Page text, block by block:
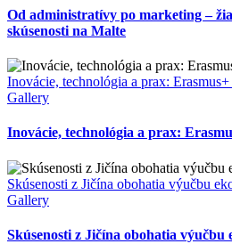
Od administratívy po marketing –
skúsenosti na Malte
Inovácie, technológia a prax:
Gallery
Inovácie, technológia a prax:
Skúsenosti z Jičína obohatia výučbu
Gallery
Skúsenosti z Jičína obohatia výučbu